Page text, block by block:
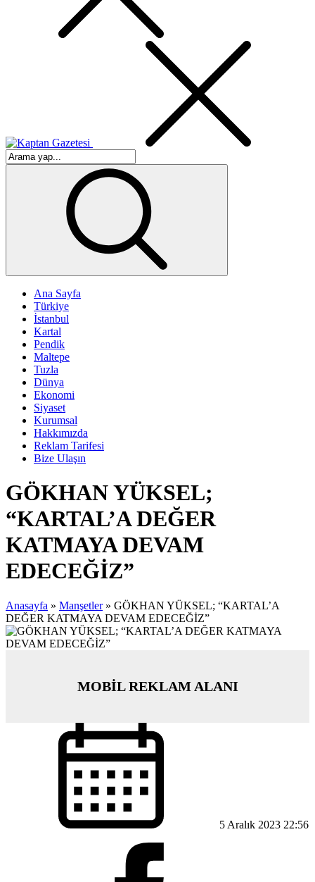
Ana Sayfa
Türkiye
İstanbul
Kartal
Pendik
Maltepe
Tuzla
Dünya
Ekonomi
Siyaset
Kurumsal
Hakkımızda
Reklam Tarifesi
Bize Ulaşın
GÖKHAN YÜKSEL;
“KARTAL’A DEĞER
KATMAYA DEVAM
EDECEĞİZ”
Anasayfa » Manşetler » GÖKHAN YÜKSEL; “KARTAL’A
DEĞER KATMAYA DEVAM EDECEĞİZ”
MOBİL REKLAM ALANI
5 Aralık 2023 22:56